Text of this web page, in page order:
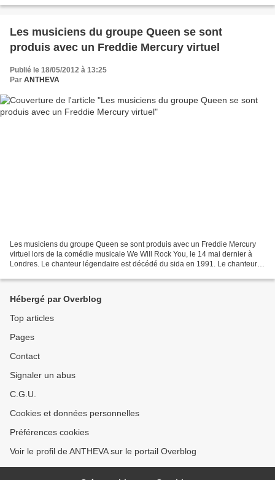
Les musiciens du groupe Queen se sont
produis avec un Freddie Mercury virtuel
Publié le 18/05/2012 à 13:25
Par ANTHEVA
Les musiciens du groupe Queen se sont produis avec un Freddie Mercury
virtuel lors de la comédie musicale We Will Rock You, le 14 mai dernier à
Londres. Le chanteur légendaire est décédé du sida en 1991. Le chanteur
Hébergé par Overblog
Top articles
Pages
Contact
Signaler un abus
C.G.U.
Cookies et données personnelles
Préférences cookies
Voir le profil de ANTHEVA sur le portail Overblog